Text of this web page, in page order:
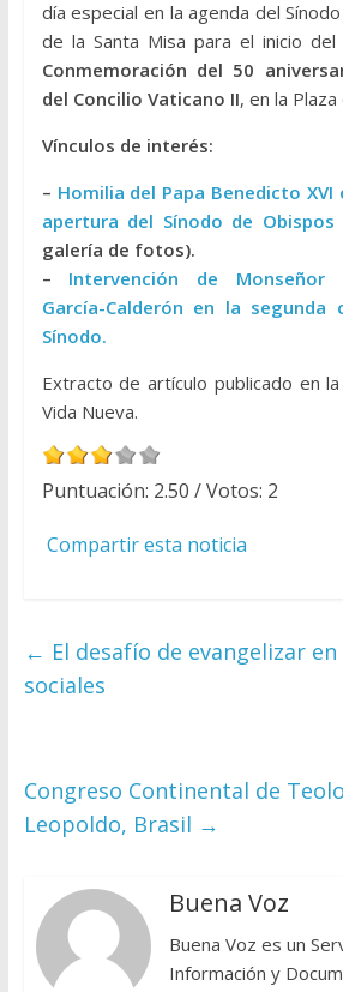
día especial en la agenda del
de la Santa Misa para el inicio
Conmemoración del 50
del Concilio Vaticano II, en la
Vínculos de interés:
– Homilia del Papa Benedicto XVI
apertura del Sínodo de Obispos
galería de fotos).
– Intervención de Monseñor
García-Calderón en la segunda
Sínodo.
Extracto de artículo publicado en
Vida Nueva.
Puntuación: 2.50 / Votos: 2
Compartir esta noticia
← El desafío de evangelizar
sociales
Congreso Continental de
Leopoldo, Brasil →
Buena Voz
Buena Voz es un
Información y